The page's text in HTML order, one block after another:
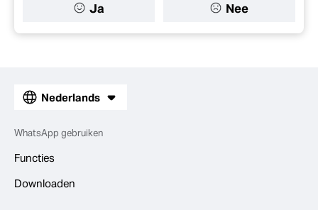
Ja Nee
Nederlands
WhatsApp gebruiken
Functies
Downloaden